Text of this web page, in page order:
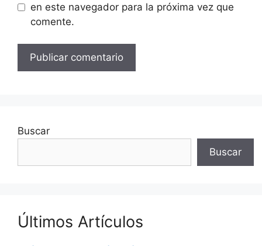
en este navegador para la próxima vez que
comente.
Buscar
Buscar
Últimos Artículos